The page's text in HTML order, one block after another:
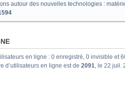
autour des nouvelles technologies :
en ligne : 0 enregistré, 0 invisible et
d’utilisateurs en ligne est de 2091, le 22 juil.